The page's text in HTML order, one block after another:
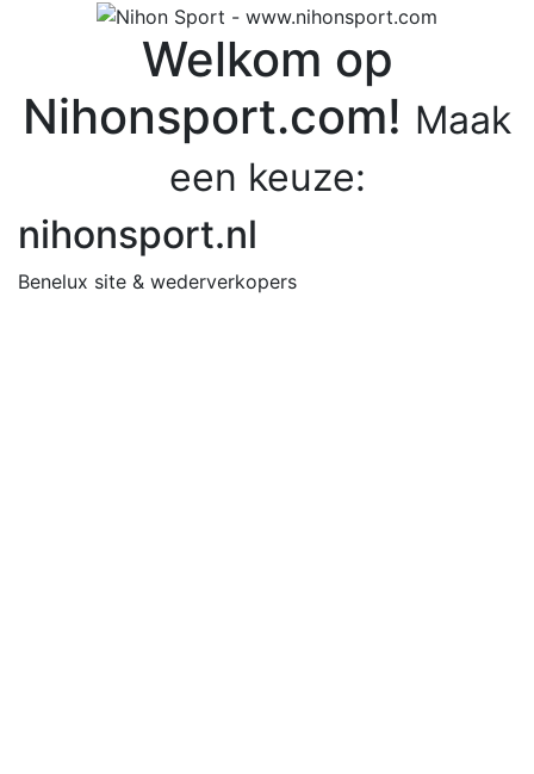
Welkom op
Nihonsport.com! Maak
een keuze:
nihonsport.nl
Benelux site & wederverkopers